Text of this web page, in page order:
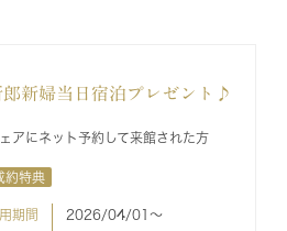
郎新婦当日宿泊プレゼント♪
アにネット予約して来館された方
約特典
期間 2026/04/01〜